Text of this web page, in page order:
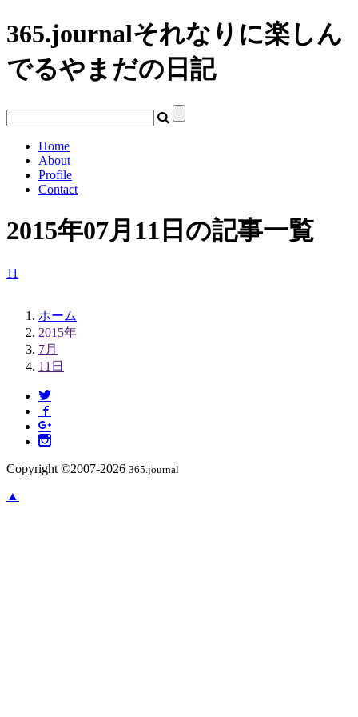
365.journalそれなりに楽しん
でるやまだの日記
Home
About
Profile
Contact
2015年07月11日の記事一覧
11
ホーム
2015年
7月
11日
Copyright ©2007-2026 365.journal
▲